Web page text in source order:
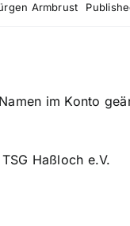
Armbrust
im Konto
Haßloch e.V.